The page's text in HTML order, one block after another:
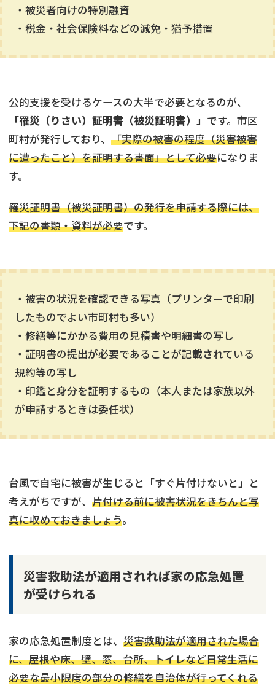
・被災者向けの特別融資
・税金・社会保険料などの減免・猶予措置
公的支援を受けるケースの大半で必要となるのが、
「罹災（りさい）証明書（被災証明書）」 です。市区
町村が発行しており、 「実際の被害の程度（災害被害
に遭ったこと）を証明する書面」として必要になりま
す。
罹災証明書（被災証明書）の発行を申請する際には、
下記の書類・資料が必要です。
・被害の状況を確認できる写真（プリンターで印刷
したものでよい市町村も多い）
・修繕等にかかる費用の見積書や明細書の写し
・証明書の提出が必要であることが記載されている
規約等の写し
・印鑑と身分を証明するもの（本人または家族以外
が申請するときは委任状）
台風で自宅に被害が生じると「すぐ片付けないと」と
考えがちですが、 片付ける前に被害状況をきちんと写
真に収めておきましょう。
災害救助法が適用されれば家の応急処置
が受けられる
家の応急処置制度とは、 災害救助法が適用された場合
に、屋根や床、壁、窓、台所、トイレなど日常生活に
必要な最小限度の部分の修繕を自治体が行ってくれる